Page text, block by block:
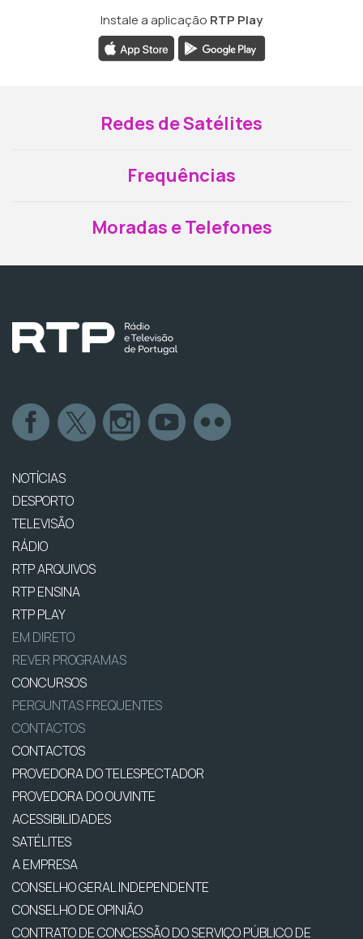
Instale a aplicação RTP Play
Redes de Satélites
Frequências
Moradas e Telefones
NOTÍCIAS
DESPORTO
TELEVISÃO
RÁDIO
RTP ARQUIVOS
RTP ENSINA
RTP PLAY
EM DIRETO
REVER PROGRAMAS
CONCURSOS
PERGUNTAS FREQUENTES
CONTACTOS
CONTACTOS
PROVEDORA DO TELESPECTADOR
PROVEDORA DO OUVINTE
ACESSIBILIDADES
SATÉLITES
A EMPRESA
CONSELHO GERAL INDEPENDENTE
CONSELHO DE OPINIÃO
CONTRATO DE CONCESSÃO DO SERVIÇO PÚBLICO DE